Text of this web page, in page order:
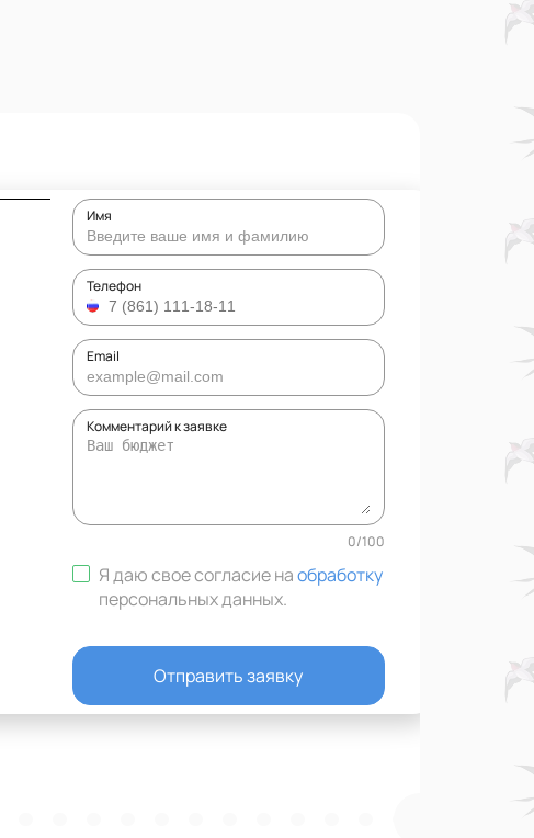
Имя
Телефон
Email
Комментарий к заявке
0/100
Я даю свое согласие наобработку
персональных данных.
Отправить заявку